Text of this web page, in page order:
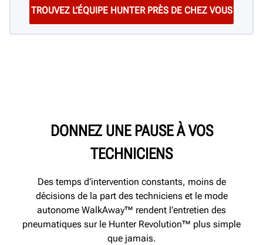
DONNEZ UNE PAUSE À VOS
TECHNICIENS
Des temps d’intervention constants, moins de
décisions de la part des techniciens et le mode
autonome WalkAway™ rendent l’entretien des
pneumatiques sur le Hunter Revolution™ plus simple
que jamais.